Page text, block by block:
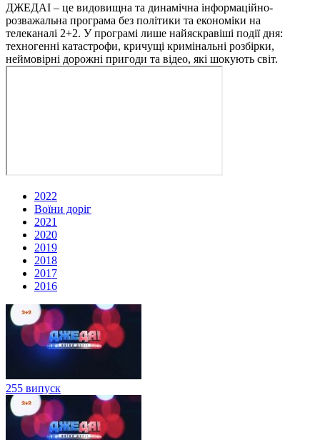
ДЖЕДАІ – це видовищна та динамічна інформаційно-
розважальна програма без політики та економіки на
телеканалі 2+2. У програмі лише найяскравіші події дня:
техногенні катастрофи, кричущі кримінальні розбірки,
неймовірні дорожні пригоди та відео, які шокують світ.
2022
Воїни доріг
2021
2020
2019
2018
2017
2016
255 випуск